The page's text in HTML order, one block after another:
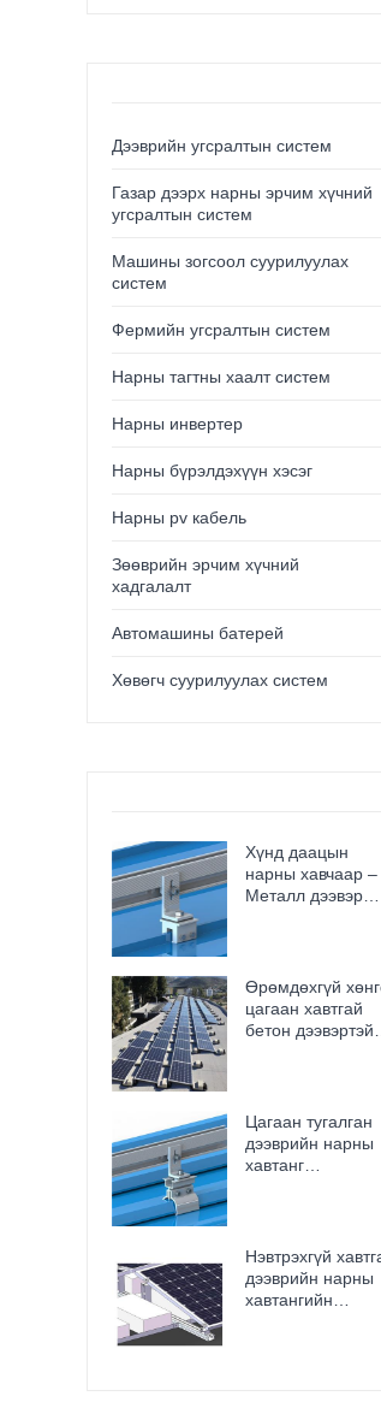
Дээврийн угсралтын систем
Газар дээрх нарны эрчим хүчний
угсралтын систем
Машины зогсоол суурилуулах
систем
Фермийн угсралтын систем
Нарны тагтны хаалт систем
Нарны инвертер
Нарны бүрэлдэхүүн хэсэг
Нарны pv кабель
Зөөврийн эрчим хүчний
хадгалалт
Автомашины батерей
Хөвөгч суурилуулах систем
Хүнд даацын
нарны хавчаар –
Металл дээвэр
тэсвэртэй,
нэвтрэлтгүй,
хэрэгсэл
Өрөмдөхгүй
цагаан хавтгай
бетон дээвэртэй
Цагаан тугалган
дээврийн нарны
хавтанг
нарны хавчаар
Нэвтрэхгүй
дээврийн нарны
хавтангийн